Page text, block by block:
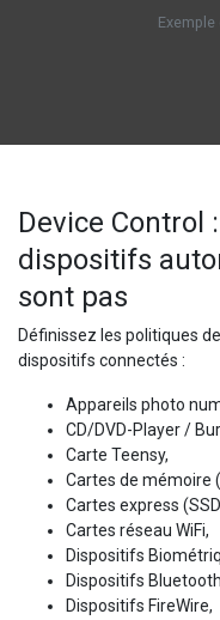
Device Control
dispositifs
sont pas
Définissez les politiques
dispositifs connectés :
Appareils photo
CD/DVD-Player /
Carte Teensy,
Cartes de mémoire
Cartes express
Cartes réseau WiFi,
Dispositifs
Dispositifs
Dispositifs FireWire,